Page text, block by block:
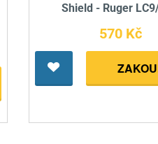
Shield - Ruger
570 Kč